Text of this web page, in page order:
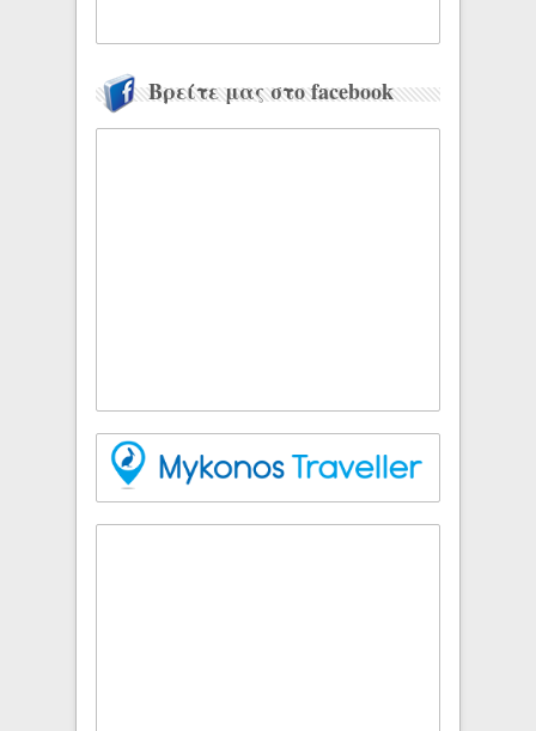
Βρείτε μας στο facebook